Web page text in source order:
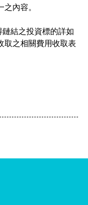
內容。
結之投資標的詳如
取之相關費用收取表